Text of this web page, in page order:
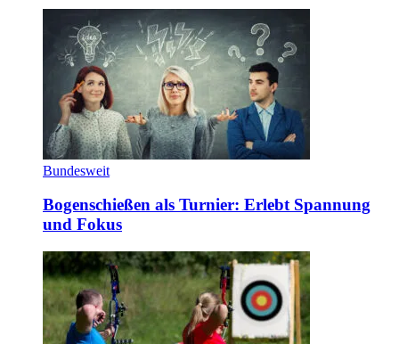
Bundesweit
Bogenschießen als Turnier: Erlebt Spannung
und Fokus